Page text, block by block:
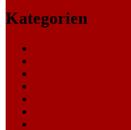
Kategorien